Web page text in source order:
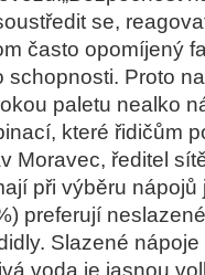
ředit se,
často opomíjený
schopnosti. Proto
paletu nealko n
které řidičům
Moravec, ředitel sít
í při výběru nápojů
preferují
Slazené nápoje
voda je jasnou